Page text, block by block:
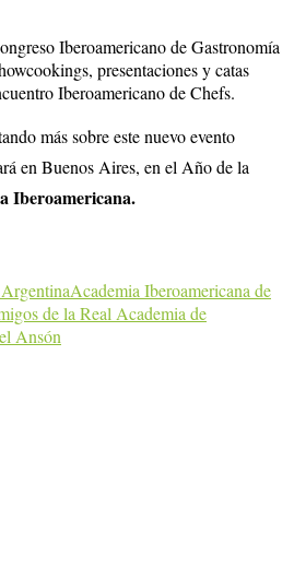
Iberoamericano de Gastronomía
presentaciones y catas
Iberoamericano de Chefs.
más sobre este nuevo evento
en Buenos Aires, en el Año de la
Iberoamericana.
Academia Iberoamericana de
de la Real Academia de
Ansón